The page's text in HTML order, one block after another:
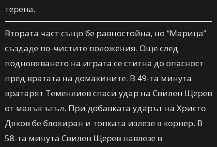
терена.
Втората част също бе равностойна, но “Марица”
създаде по-чистите положения. Още след
подновяването на играта се стигна до опасност
пред вратата на домакините. В 49-та минута
вратарят Теменлиев спаси удар на Свилен Щерев
от малък ъгъл. При добавката ударът на Христо
Дяков бе блокиран и топката излезе в корнер. В
58-та минута Свилен Щерев навлезе в